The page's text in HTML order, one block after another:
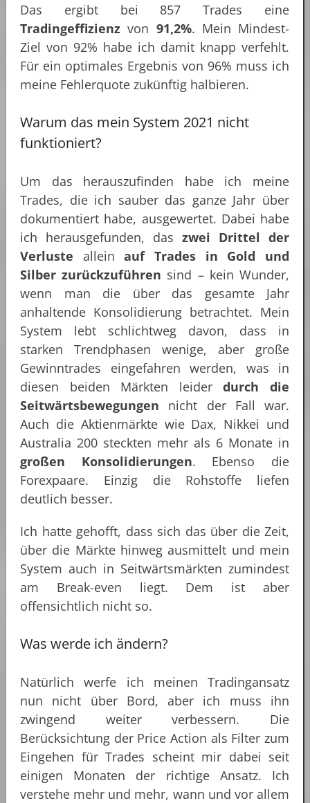
Das ergibt bei 857 Trades eine
Tradingeffizienz von 91,2%. Mein Mindest-
Ziel von 92% habe ich damit knapp verfehlt.
Für ein optimales Ergebnis von 96% muss ich
meine Fehlerquote zukünftig halbieren.
Warum das mein System 2021 nicht
funktioniert?
Um das herauszufinden habe ich meine
Trades, die ich sauber das ganze Jahr über
dokumentiert habe, ausgewertet. Dabei habe
ich herausgefunden, das zwei Drittel der
Verluste alleinauf Trades in Gold und
Silber zurückzuführen sind – kein Wunder,
wenn man die über das gesamte Jahr
anhaltende Konsolidierung betrachtet. Mein
System lebt schlichtweg davon, dass in
starken Trendphasen wenige, aber große
Gewinntrades eingefahren werden, was in
diesen beiden Märkten leiderdurch die
Seitwärtsbewegungen nicht der Fall war.
Auch die Aktienmärkte wie Dax, Nikkei und
Australia 200 steckten mehr als 6 Monate in
großen Konsolidierungen. Ebenso die
Forexpaare. Einzig die Rohstoffe liefen
deutlich besser.
Ich hatte gehofft, dass sich das über die Zeit,
über die Märkte hinweg ausmittelt und mein
System auch in Seitwärtsmärkten zumindest
am Break-even liegt. Dem ist aber
offensichtlich nicht so.
Was werde ich ändern?
Natürlich werfe ich meinen Tradingansatz
nun nicht über Bord, aber ich muss ihn
zwingend weiter verbessern. Die
Berücksichtung der Price Action als Filter zum
Eingehen für Trades scheint mir dabei seit
einigen Monaten der richtige Ansatz. Ich
verstehe mehr und mehr, wann und vor allem